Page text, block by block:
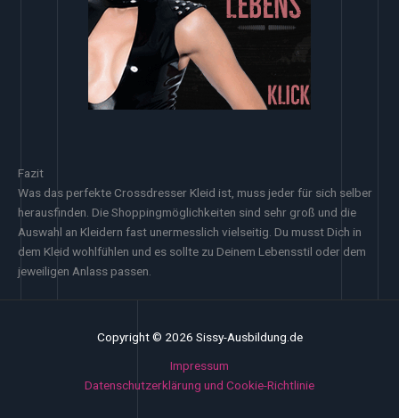
Fazit
Was das perfekte Crossdresser Kleid ist, muss jeder für sich selber
herausfinden. Die Shoppingmöglichkeiten sind sehr groß und die
Auswahl an Kleidern fast unermesslich vielseitig. Du musst Dich in
dem Kleid wohlfühlen und es sollte zu Deinem Lebensstil oder dem
jeweiligen Anlass passen.
Copyright © 2026 Sissy-Ausbildung.de
Impressum
Datenschutzerklärung und Cookie-Richtlinie